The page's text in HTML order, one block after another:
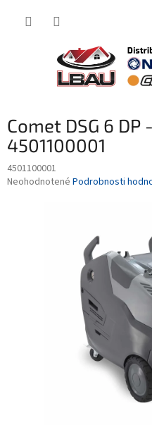
Comet DSG 6
4501100001
4501100001
Priemerné
Neohodnotené Podrobnosti